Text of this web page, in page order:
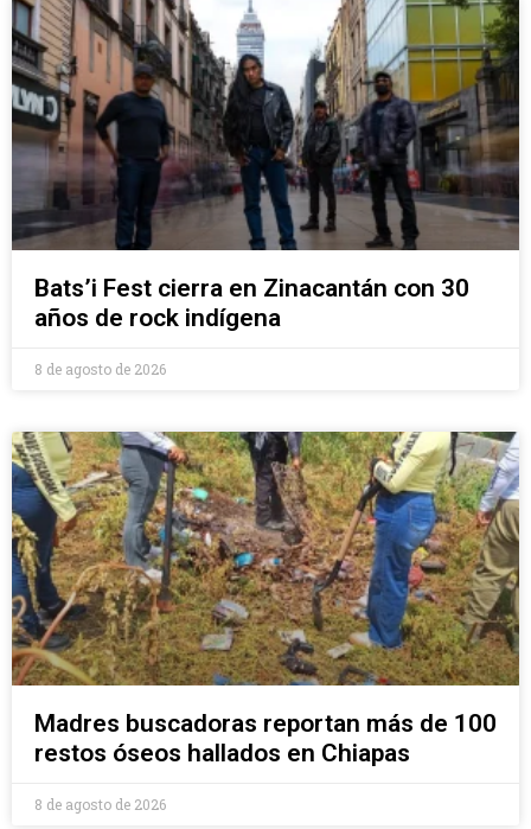
Bats’i Fest cierra en Zinacantán con 30
años de rock indígena
8 de agosto de 2026
Madres buscadoras reportan más de 100
restos óseos hallados en Chiapas
8 de agosto de 2026